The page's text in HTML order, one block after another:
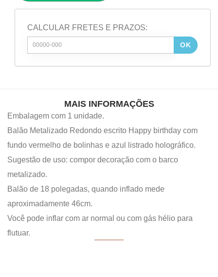
CALCULAR FRETES E PRAZOS:
OK
MAIS INFORMAÇÕES
Embalagem com 1 unidade.
Balão Metalizado Redondo escrito Happy birthday com
fundo vermelho de bolinhas e azul listrado holográfico.
Sugestão de uso: compor decoração com o barco
metalizado.
Balão de 18 polegadas, quando inflado mede
aproximadamente 46cm.
Você pode inflar com ar normal ou com gás hélio para
flutuar.